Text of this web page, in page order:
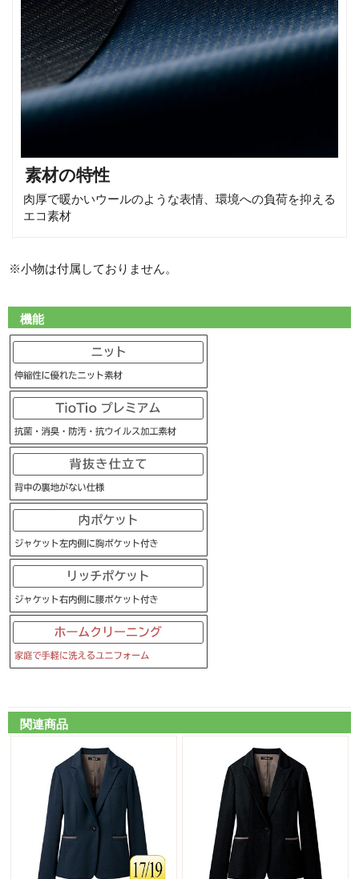
素材の特性
肉厚で暖かいウールのような表情、環境への負荷を抑える
エコ素材
※小物は付属しておりません。
機能
関連商品